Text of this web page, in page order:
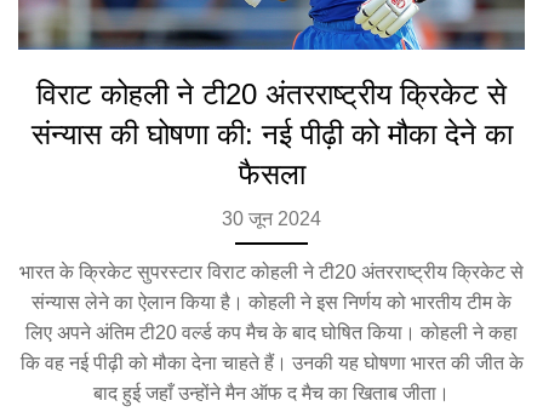
विराट कोहली ने टी20 अंतरराष्ट्रीय क्रिकेट से
संन्यास की घोषणा की: नई पीढ़ी को मौका देने का
फैसला
30 जून 2024
भारत के क्रिकेट सुपरस्टार विराट कोहली ने टी20 अंतरराष्ट्रीय क्रिकेट से
संन्यास लेने का ऐलान किया है। कोहली ने इस निर्णय को भारतीय टीम के
लिए अपने अंतिम टी20 वर्ल्ड कप मैच के बाद घोषित किया। कोहली ने कहा
कि वह नई पीढ़ी को मौका देना चाहते हैं। उनकी यह घोषणा भारत की जीत के
बाद हुई जहाँ उन्होंने मैन ऑफ द मैच का खिताब जीता।